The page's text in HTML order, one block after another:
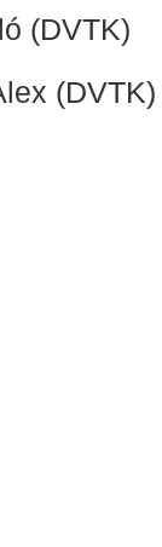
(DVTK)
(DVTK)